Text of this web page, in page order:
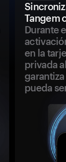
Tangem
Durante
en la
privada
pueda